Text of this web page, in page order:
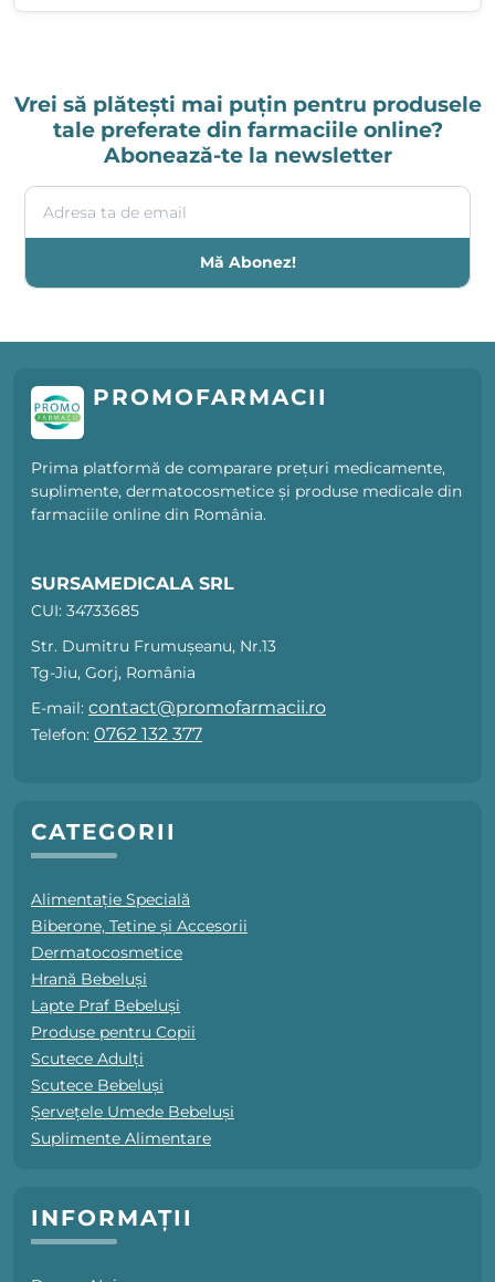
Vrei să plătești mai puțin pentru produsele
tale preferate din farmaciile online?
Abonează-te la newsletter
Adresa ta de email
Mă Abonez!
PROMOFARMACII
Prima platformă de comparare prețuri medicamente,
suplimente, dermatocosmetice și produse medicale din
farmaciile online din România.
SURSAMEDICALA SRL
CUI: 34733685
Str. Dumitru Frumușeanu, Nr.13
Tg-Jiu, Gorj, România
E-mail: contact@promofarmacii.ro
Telefon: 0762 132 377
CATEGORII
Alimentație Specială
Biberone, Tetine și Accesorii
Dermatocosmetice
Hrană Bebeluși
Lapte Praf Bebeluși
Produse pentru Copii
Scutece Adulți
Scutece Bebeluși
Șervețele Umede Bebeluși
Suplimente Alimentare
INFORMAȚII